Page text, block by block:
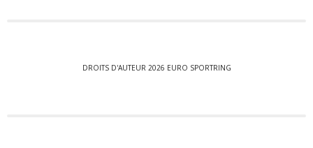
DROITS D'AUTEUR 2026 EURO SPORTRING